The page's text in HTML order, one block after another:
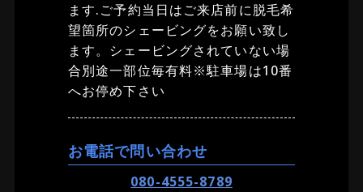
ます.ご予約当日はご来店前に脱毛希
望箇所のシェービングをお願い致し
ます。シェービングされていない場
合別途一部位毎有料※駐車場は10番
へお停め下さい
お電話で問い合わせ
080-4555-8789